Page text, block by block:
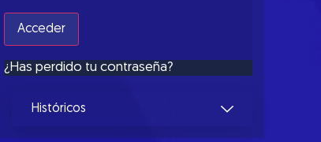
¿Has perdido tu contraseña?
Históricos